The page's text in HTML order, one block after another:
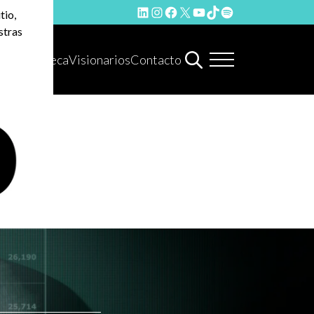
LinkedIn
Instagram
Facebook
X YouTube
TikTok
Spotify
HemerotecaVisionariosContacto